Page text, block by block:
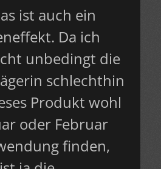
ist auch ein
Da ich
unbedingt die
schlechthin
Produkt wohl
oder Februar
finden,